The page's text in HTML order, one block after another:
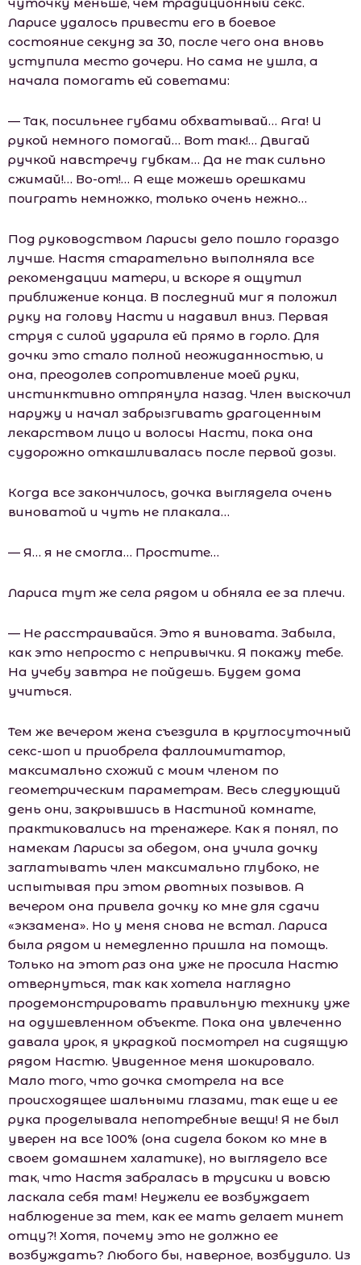
Ларисе удалось привести его в боевое
состояние секунд за 30, после чего она вновь
уступила место дочери. Но сама не ушла, а
начала помогать ей советами:
— Так, посильнее губами обхватывай… Ага! И
рукой немного помогай… Вот так!… Двигай
ручкой навстречу губкам… Да не так сильно
сжимай!… Во-от!… А еще можешь орешками
поиграть немножко, только очень нежно…
Под руководством Ларисы дело пошло гораздо
лучше. Настя старательно выполняла все
рекомендации матери, и вскоре я ощутил
приближение конца. В последний миг я положил
руку на голову Насти и надавил вниз. Первая
струя с силой ударила ей прямо в горло. Для
дочки это стало полной неожиданностью, и
она, преодолев сопротивление моей руки,
инстинктивно отпрянула назад. Член выскочил
наружу и начал забрызгивать драгоценным
лекарством лицо и волосы Насти, пока она
судорожно откашливалась после первой дозы.
Когда все закончилось, дочка выглядела очень
виноватой и чуть не плакала…
— Я… я не смогла… Простите…
Лариса тут же села рядом и обняла ее за плечи.
— Не расстраивайся. Это я виновата. Забыла,
как это непросто с непривычки. Я покажу тебе.
На учебу завтра не пойдешь. Будем дома
учиться.
Тем же вечером жена съездила в круглосуточный
секс-шоп и приобрела фаллоимитатор,
максимально схожий с моим членом по
геометрическим параметрам. Весь следующий
день они, закрывшись в Настиной комнате,
практиковались на тренажере. Как я понял, по
намекам Ларисы за обедом, она учила дочку
заглатывать член максимально глубоко, не
испытывая при этом рвотных позывов. А
вечером она привела дочку ко мне для сдачи
«экзамена». Но у меня снова не встал. Лариса
была рядом и немедленно пришла на помощь.
Только на этот раз она уже не просила Настю
отвернуться, так как хотела наглядно
продемонстрировать правильную технику уже
на одушевленном объекте. Пока она увлеченно
давала урок, я украдкой посмотрел на сидящую
рядом Настю. Увиденное меня шокировало.
Мало того, что дочка смотрела на все
происходящее шальными глазами, так еще и ее
рука проделывала непотребные вещи! Я не был
уверен на все 100% (она сидела боком ко мне в
своем домашнем халатике), но выглядело все
так, что Настя забралась в трусики и вовсю
ласкала себя там! Неужели ее возбуждает
наблюдение за тем, как ее мать делает минет
отцу?! Хотя, почему это не должно ее
возбуждать? Любого бы, наверное, возбудило. Из